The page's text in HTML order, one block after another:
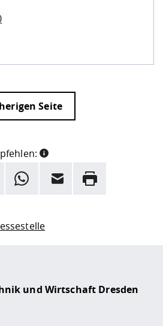
Seite
und ein Link zur
WhatsappE-Mail Drucken
und Wirtschaft Dresden